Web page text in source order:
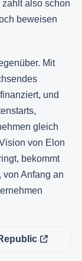
also schon
beweisen
Mit
und
gleich
von Elon
bekommt
Anfang an